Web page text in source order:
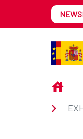
Skip to Main Content